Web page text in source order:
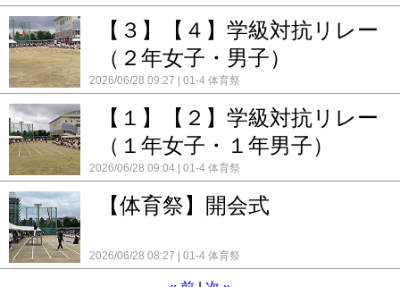
【３】【４】学級対抗リレー
（２年女子・男子）
2026/06/28 09:27 01-4 体育祭
【１】【２】学級対抗リレー
（１年女子・１年男子）
2026/06/28 09:04 01-4 体育祭
【体育祭】開会式
2026/06/28 08:27 01-4 体育祭